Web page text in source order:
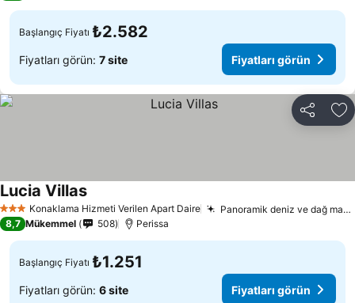
Başlangıç Fiyatı ₺2.582
Fiyatları görün: 7 site Fiyatları görün
Paylaş
3 YıldızKonaklama Hizmeti Verilen Apart Daire Panoramik deniz ve dağ manzaraları
Lucia Villas
8,7 Mükemmel 508 Perissa
Başlangıç Fiyatı ₺1.251
Fiyatları görün: 6 site Fiyatları görün